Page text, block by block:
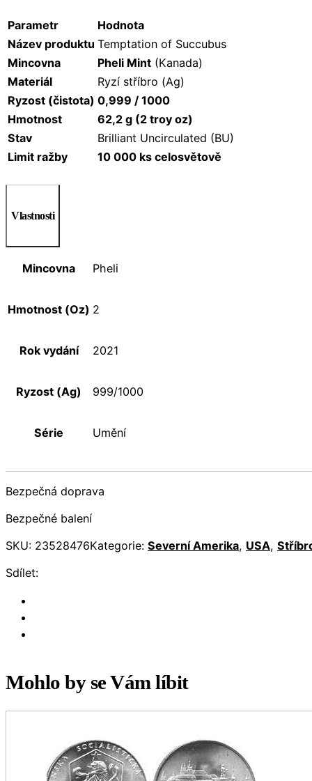
Parametr
Hodnota
Název produktu Temptation of Succubus
Mincovna
Pheli Mint (Kanada)
Materiál
Ryzí stříbro (Ag)
Ryzost (čistota) 0,999 / 1000
Hmotnost
62,2 g (2 troy oz)
Stav
Brilliant Uncirculated (BU)
Limit ražby
10 000 ks celosvětově
Vlastnosti
Mincovna Pheli
Hmotnost (Oz) 2
Rok vydání 2021
Ryzost (Ag) 999/1000
Série Umění
Bezpečná doprava
Bezpečné balení
SKU: 23528476Kategorie: Severní Amerika, USA,
Sdílet:
Mohlo by se Vám líbit